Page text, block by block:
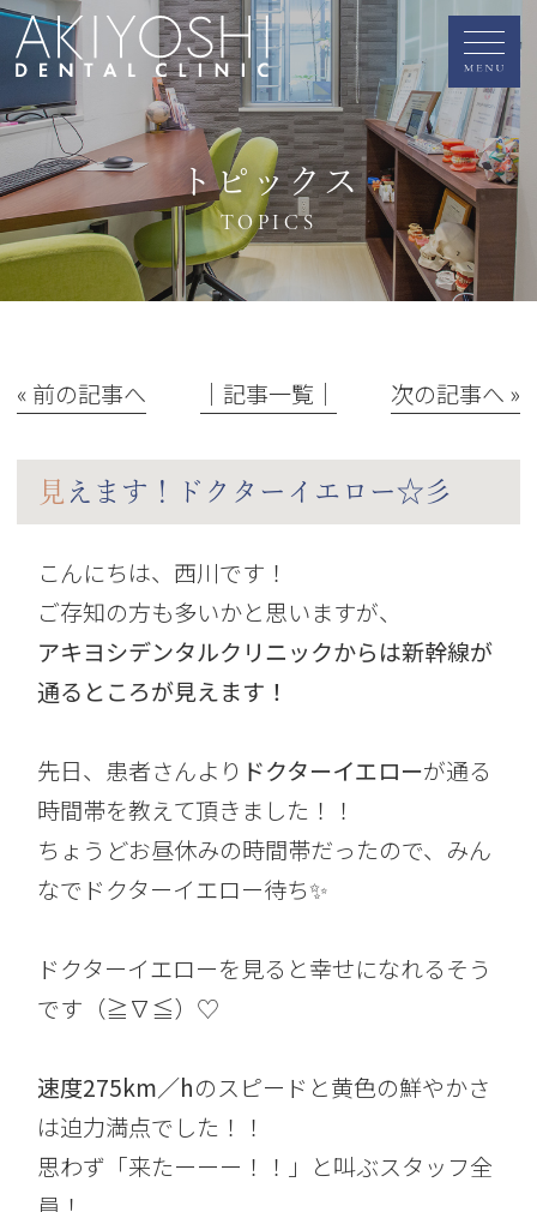
トピックス
TOPICS
« 前の記事へ │記事一覧│ 次の記事へ »
見えます！ドクターイエロー☆彡
こんにちは、西川です！
ご存知の方も多いかと思いますが、
アキヨシデンタルクリニックからは新幹線が
通るところが見えます！
先日、患者さんより ドクターイエローが通る
時間帯を教えて頂きました！！
ちょうどお昼休みの時間帯だったので、みん
なでドクターイエロー待ち✨
ドクターイエローを見ると幸せになれるそう
です（≧∇≦）♡
速度275km／hのスピードと黄色の鮮やかさ
は迫力満点でした！！
思わず「来たーーー！！」と叫ぶスタッフ全